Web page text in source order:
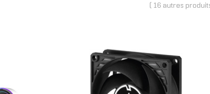
( 16 autres